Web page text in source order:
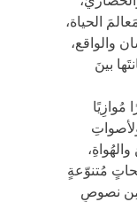
الحياة،
والواقع،
بينَ
مُتنوّعةٍ
مِن نصوصٍ